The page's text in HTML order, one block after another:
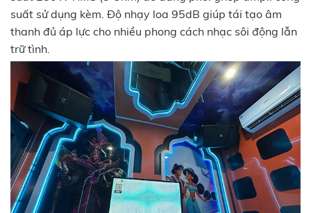
suất sử dụng kèm. Độ nhạy loa 95dB giúp tái tạo âm
thanh đủ áp lực cho nhiều phong cách nhạc sôi động lẫn
trữ tình.